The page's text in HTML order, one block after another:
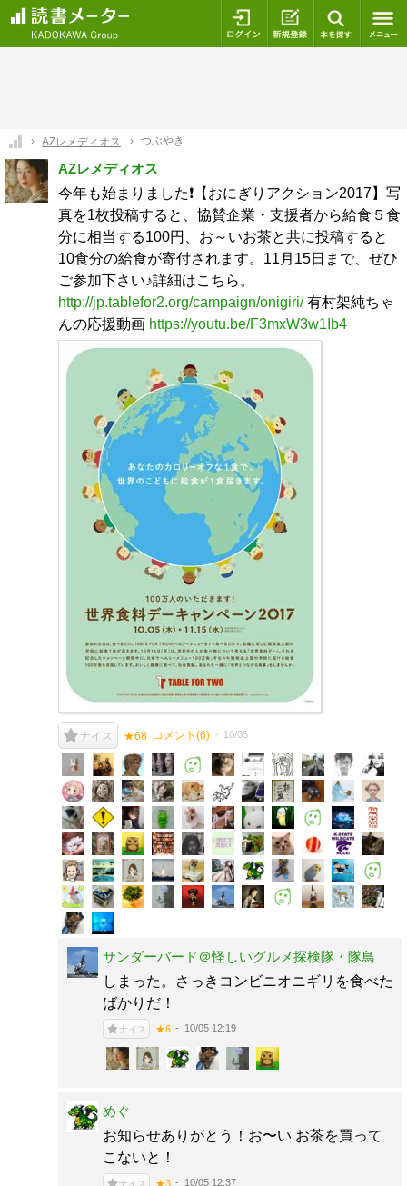
ログイン 新規登録
AZレメディオス つぶやき
AZレメディオス
今年も始まりました❗【おにぎりアクション2017】写
真を1枚投稿すると、協賛企業・支援者から給食５食
分に相当する100円、お～いお茶と共に投稿すると
10食分の給食が寄付されます。11月15日まで、ぜひ
ご参加下さい♪詳細はこちら。
http://jp.tablefor2.org/campaign/onigiri/有村架純ちゃ
んの応援動画 https://youtu.be/F3mxW3w1Ib4
ナイス ★68 コメント(6) 10/05
サンダーバード＠怪しいグルメ探検隊・隊鳥
しまった。さっきコンビニオニギリを食べた
ばかりだ！
ナイス ★6 10/05 12:19
めぐ
お知らせありがとう！お〜い お茶を買って
こないと！
ナイス ★3 10/05 12:37